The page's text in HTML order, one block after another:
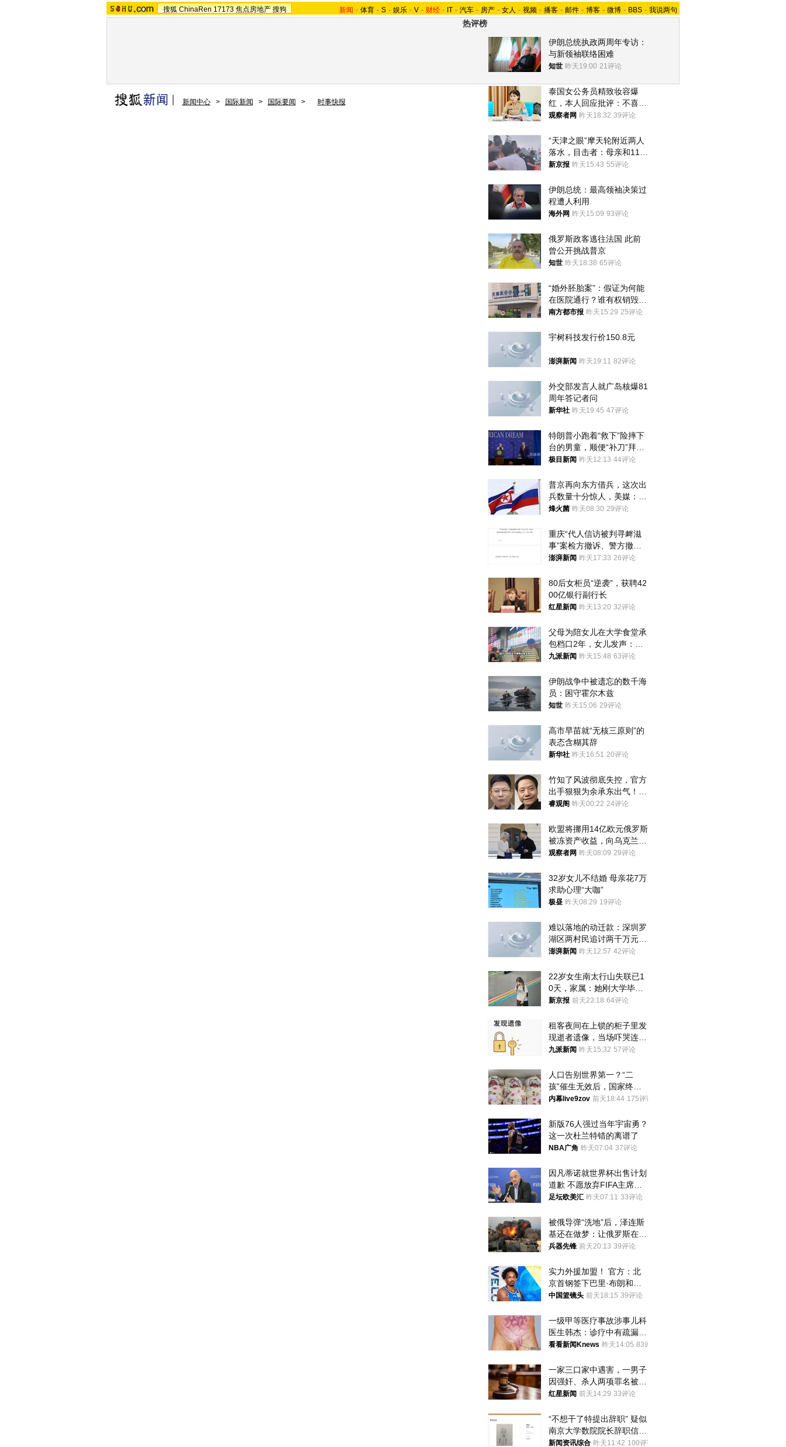
搜狐 ChinaRen 17173 焦点房地产 搜狗 新闻 - 体育 - S - 娱乐 - V - 财经 - IT - 汽车 - 房产 - 女人 - 视频 - 播客 - 邮件 - 博客 - 微博 - BBS - 我说两句
热评榜
伊朗总统执政两周年专访：
与新领袖联络困难
知世 昨天19:00 21评论
泰国女公务员精致妆容爆
红，本人回应批评：不喜欢
就别看
观察者网 昨天18:32 39评论
“天津之眼”摩天轮附近两人
落水，目击者：母亲和11岁
儿子先后被打捞上岸
新京报 昨天15:43 55评论
伊朗总统：最高领袖决策过
程遭人利用
海外网 昨天15:09 93评论
俄罗斯政客逃往法国 此前
曾公开挑战普京
知世 昨天18:38 65评论
“婚外胚胎案”：假证为何能
在医院通行？谁有权销毁胚
胎？
南方都市报 昨天15:29 25评论
宇树科技发行价150.8元
澎湃新闻 昨天19:11 82评论
外交部发言人就广岛核爆81
周年答记者问
新华社 昨天19:45 47评论
特朗普小跑着“救下”险摔下
台的男童，顺便“补刀”拜
登：“我可不想他像拜登一
极目新闻 昨天12:13 44评论
普京再向东方借兵，这次出
兵数量十分惊人，美媒：俄
朝要动真格？
烽火菌 昨天08:30 29评论
重庆“代人信访被判寻衅滋
事”案检方撤诉、警方撤
案，两被告人获国赔
澎湃新闻 昨天17:33 26评论
80后女柜员“逆袭”，获聘42
00亿银行副行长
红星新闻 昨天13:20 32评论
父母为陪女儿在大学食堂承
包档口2年，女儿发声：初
衷是为了陪伴，毕业后将不
九派新闻 昨天15:48 63评论
伊朗战争中被遗忘的数千海
员：困守霍尔木兹
知世 昨天15:06 29评论
高市早苗就“无核三原则”的
表态含糊其辞
新华社 昨天16:51 20评论
竹知了风波彻底失控，官方
出手狠狠为余承东出气！雷
军果然没说错
睿观阁 昨天00:22 24评论
欧盟将挪用14亿欧元俄罗斯
被冻资产收益，向乌克兰提
供援助
观察者网 昨天08:09 29评论
32岁女儿不结婚 母亲花7万
求助心理“大咖”
极昼 昨天08:29 19评论
难以落地的动迁款：深圳罗
湖区两村民追讨两千万元动
迁款八年未果
澎湃新闻 昨天12:57 42评论
22岁女生南太行山失联已1
0天，家属：她刚大学毕业
想到山里旅行
新京报 前天23:18 64评论
租客夜间在上锁的柜子里发
现逝者遗像，当场吓哭连夜
搬离，房东退还押金
九派新闻 昨天15:32 57评论
人口告别世界第一？“二
孩”催生无效后，国家终于
向住房出手了！
内幕live9zov 前天18:44 175评论
新版76人强过当年宇宙勇？
这一次杜兰特错的离谱了
NBA广角 昨天07:04 37评论
因凡蒂诺就世界杯出售计划
道歉 不愿放弃FIFA主席职
位
足坛欧美汇 昨天07:11 33评论
被俄导弹“洗地”后，泽连斯
基还在做梦：让俄罗斯在冬
季前求和？
兵器先锋 前天20:13 39评论
实力外援加盟！ 官方：北
京首钢签下巴里·布朗和桑
普森
中国篮镜头 前天18:15 39评论
一级甲等医疗事故涉事儿科
医生韩杰：诊疗中有疏漏，
我认错，但不能认罪
看看新闻Knews 昨天14:05 83评论
一家三口家中遇害，一男子
因强奸、杀人两项罪名被判
死缓 最高检介入后改判无
红星新闻 前天14:29 33评论
“不想干了特提出辞职” 疑似
南京大学数院院长辞职信流
传 院方回应
新闻资讯综合 昨天11:42 100评论
新闻中心 > 国际新闻 > 国际要闻 > 时事快报